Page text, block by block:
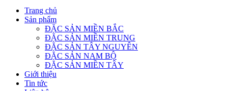
Trang chủ
Sản phẩm
ĐẶC SẢN MIỀN BẮC
ĐẶC SẢN MIỀN TRUNG
ĐẶC SẢN TÂY NGUYÊN
ĐẶC SẢN NAM BỘ
ĐẶC SẢN MIỀN TÂY
Giới thiệu
Tin tức